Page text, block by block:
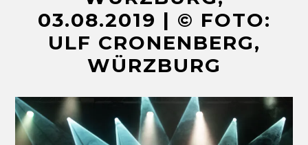
03.08.2019 | © FOTO:
ULF CRONENBERG,
WÜRZBURG